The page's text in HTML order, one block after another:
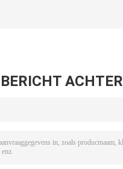
ACHTER